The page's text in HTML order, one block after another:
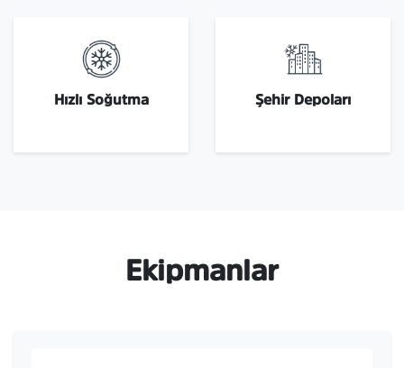
Hızlı Soğutma Şehir Depoları
Ekipmanlar